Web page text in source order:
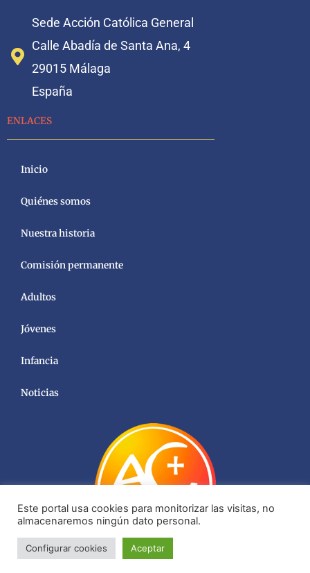
Sede Acción Católica General
Calle Abadía de Santa Ana, 4
29015 Málaga
España
ENLACES
Inicio
Quiénes somos
Nuestra historia
Comisión permanente
Adultos
Jóvenes
Infancia
Noticias
Este portal usa cookies para monitorizar las visitas, no
almacenaremos ningún dato personal.
Configurar cookies Aceptar